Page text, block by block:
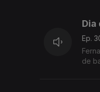
Dia
Ep.
de